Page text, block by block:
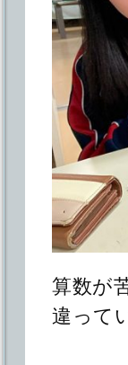
算数が
違って